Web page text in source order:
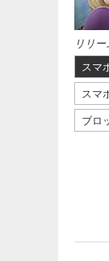
リリ
スマ
スマ
ブロ